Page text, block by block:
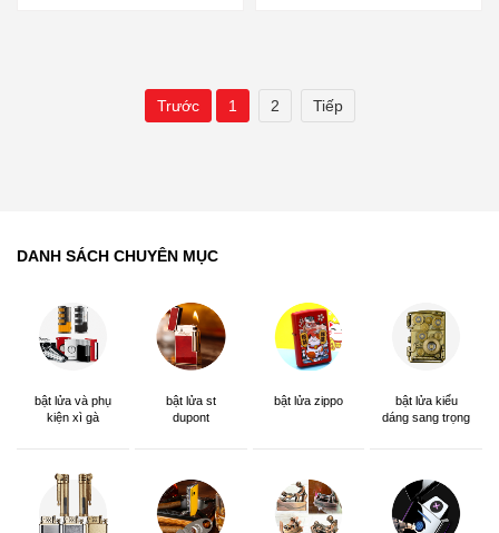
Trước 1 2 Tiếp
DANH SÁCH CHUYÊN MỤC
bật lửa và phụ
kiện xì gà
bật lửa st
dupont
bật lửa zippo
bật lửa kiểu
dáng sang trọng